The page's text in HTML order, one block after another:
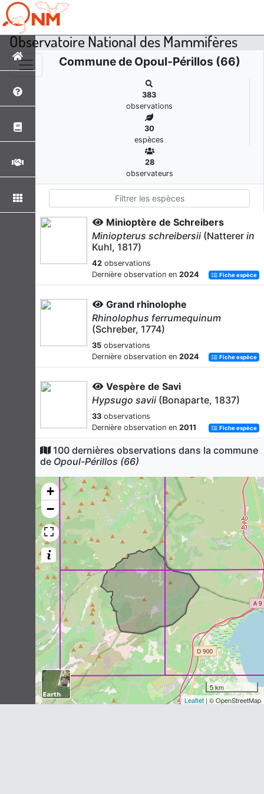
Observatoire National des Mammifères
Commune de Opoul-Périllos (66)
383
observations
30
espèces
28
observateurs
Minioptère de Schreibers
Miniopterus schreibersii (Natterer in
Kuhl, 1817)
42 observations
Dernière observation en 2024 Fiche espèce
Grand rhinolophe
Rhinolophus ferrumequinum
(Schreber, 1774)
35 observations
Dernière observation en 2024 Fiche espèce
Vespère de Savi
Hypsugo savii (Bonaparte, 1837)
33 observations
Dernière observation en 2011 Fiche espèce
Petit rhinolophe
(Borkhausen, 1797)
31 observations
Dernière observation en 2024 Fiche espèce
Pipistrelle commune
Pipistrellus pipistrellus(Schreber,
1774)
observations
Dernière observation en2011 Fiche espèce
Murin à oreilles échancrées
Myotis emarginatus(É. Geoffroy
Saint-Hilaire, 1806)
24
observations
Dernière observation en2024 Fiche espèce
Molosse de Cestoni
100 dernières observations dans la commune
de Opoul-Périllos (66)
+
−
5 km
Leaflet | © OpenStreetMap